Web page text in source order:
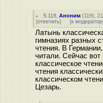
5.119 ,Аноним (119),
[ответить] [к
Латынь
гимназиях разных
чтения. В
читали. Сейчас
классическое
чтения
классическом
Цезарь.